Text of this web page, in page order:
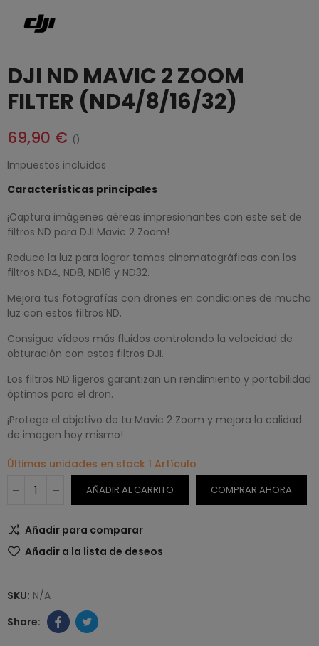
DJI ND MAVIC 2 ZOOM
FILTER (ND4/8/16/32)
69,90 € ()
Impuestos incluidos
Características principales
¡Captura imágenes aéreas impresionantes con este set de
filtros ND para DJI Mavic 2 Zoom!
Reduce la luz para lograr tomas cinematográficas con los
filtros ND4, ND8, ND16 y ND32.
Mejora tus fotografías con drones en condiciones de mucha
luz con estos filtros ND.
Consigue vídeos más fluidos controlando la velocidad de
obturación con estos filtros DJI.
Los filtros ND ligeros garantizan un rendimiento y portabilidad
óptimos para el dron.
¡Protege el objetivo de tu Mavic 2 Zoom y mejora la calidad
de imagen hoy mismo!
Últimas unidades en stock 1 Artículo
AÑADIR AL CARRITO COMPRAR AHORA
Añadir para comparar
Añadir a la lista de deseos
SKU: N/A